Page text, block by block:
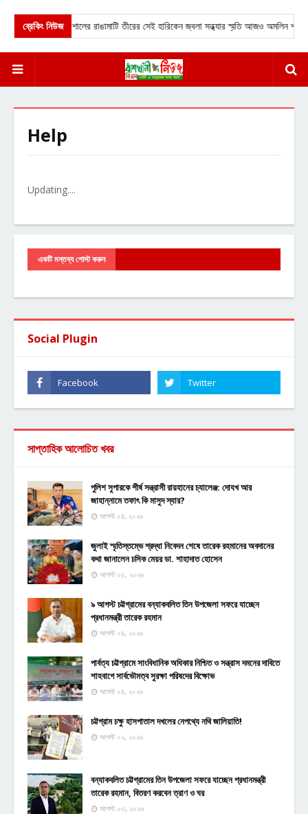
ব্রেকিং নিউজ
★বরিশালের রাঙামাটি তীরের সেই হারিকেন জ্বলা সন্ধ্যার স্মৃতি আজও অমলিন
Help
Updating....
একটি মন্তব্য পোস্ট করুন
Social Plugin
সাপ্তাহিক আলোচিত খবর
পুলিশ সুপারকে শীর্ষ সন্ত্রাসী রায়হানের চ্যালেঞ্জ: দোযখ আর
জাহান্নামে তফাৎ কি মাসুদ স্যার?
আগস্ট ০৪, ২০২৬
জুলাই স্মৃতিস্তম্ভে শ্রদ্ধা নিবেদন শেষে তারেক রহমানের অবদানের
কথা জানালেন চসিক মেয়র ডা. শাহাদাত হোসেন
আগস্ট ০৫, ২০২৬
৯ আগস্ট চট্টগ্রামের বন্যাকবলিত তিন উপজেলা সফরে যাচ্ছেন
প্রধানমন্ত্রী তারেক রহমান
আগস্ট ০৪, ২০২৬
পার্বত্য চট্টগ্রামে সাংবিধানিক অধিকার নিশ্চিত ও সন্ত্রাস দমনের দাবিতে
শাহবাগে সার্বভৌমত্ব সুরক্ষা পরিষদের বিক্ষোভ
আগস্ট ০৪, ২০২৬
চট্টগ্রাম চক্ষু হাসপাতাল দখলের নেপথ্যে নথি জালিয়াতি!
আগস্ট ০২, ২০২৬
বন্যাকবলিত চট্টগ্রামের তিন উপজেলা সফরে যাচ্ছেন প্রধানমন্ত্রী
তারেক রহমান, বিতরণ করবেন ত্রাণ ও ঘর
আগস্ট ০৩, ২০২৬